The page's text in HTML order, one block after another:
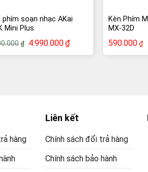
phím soạn nhạc AKai
Mini Plus
₫
Giá
là:
4.990.000₫Giá
tại
Kèn Phím
MX-32D
590.000 ₫
hàng
Liên kết
Chính sách đổi trả hàng
Chính sách bảo hành